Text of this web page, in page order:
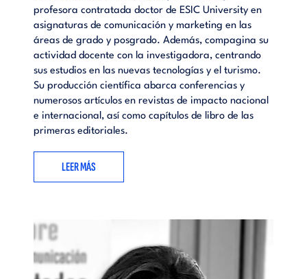
profesora contratada doctor de ESIC University en
asignaturas de comunicación y marketing en las
áreas de grado y posgrado. Además, compagina su
actividad docente con la investigadora, centrando
sus estudios en las nuevas tecnologías y el turismo.
Su producción científica abarca conferencias y
numerosos artículos en revistas de impacto nacional
e internacional, así como capítulos de libro de las
primeras editoriales.
LEER MÁS